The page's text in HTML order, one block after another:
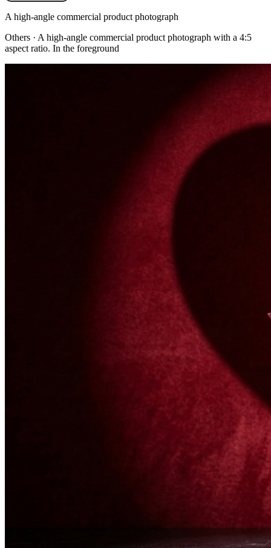
A high-angle commercial product photograph
Others · A high-angle commercial product photograph with a 4:5
aspect ratio. In the foreground